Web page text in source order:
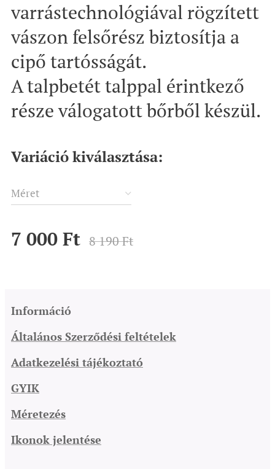
varrástechnológiával rögzített
vászon felsőrész biztosítja a
cipő tartósságát.
A talpbetét talppal érintkező
része válogatott bőrből készül.
Variáció kiválasztása:
Méret
7 000 Ft 8 190Ft
Információ
Általános Szerződési feltételek
Adatkezelési tájékoztató
GYIK
Méretezés
Ikonok jelentése